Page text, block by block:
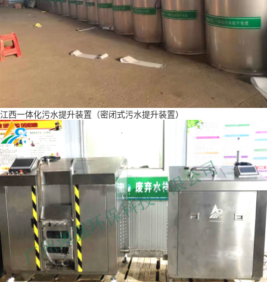
江西一体化污水提升装置（密闭式污水提升装置）